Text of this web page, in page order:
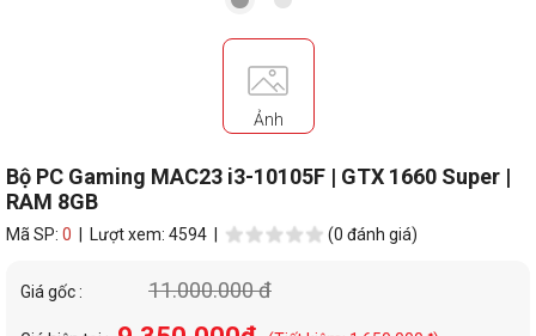
Ảnh
Bộ PC Gaming MAC23 i3-10105F | GTX 1660 Super |
RAM 8GB
Mã SP: 0 | Lượt xem: 4594 | (0 đánh giá)
Giá gốc : 11.000.000 đ